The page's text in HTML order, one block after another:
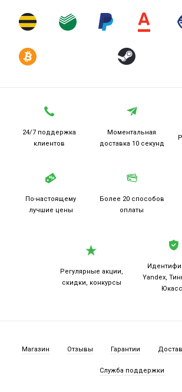
24/7 поддержка
клиентов
Моментальная
доставка 10 секунд
По-настоящему
лучшие цены
Более 20 способов
оплаты
Регулярные акции,
скидки, конкурсы
Yandex,
Магазин Отзывы Гарантии
Служба поддержки